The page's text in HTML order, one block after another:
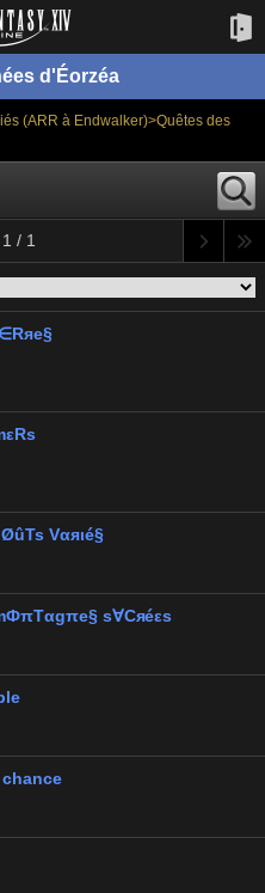
d'Éorzéa
(ARR à Endwalker)>Quêtes des
/ 1
Vαяιé§
s∀Cяéεs